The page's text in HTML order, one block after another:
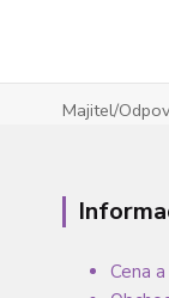
Majitel/
Cena